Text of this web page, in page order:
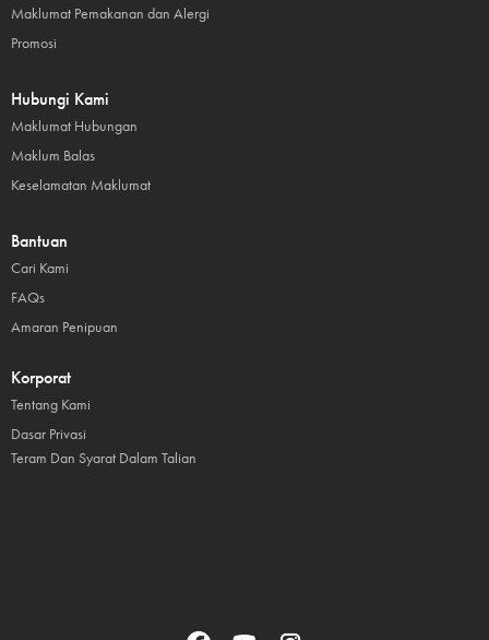
Maklumat Pemakanan dan Alergi
Promosi
Hubungi Kami
Maklumat Hubungan
Maklum Balas
Keselamatan Maklumat
Bantuan
Cari Kami
FAQs
Amaran Penipuan
Korporat
Tentang Kami
Dasar Privasi
Teram Dan Syarat Dalam Talian